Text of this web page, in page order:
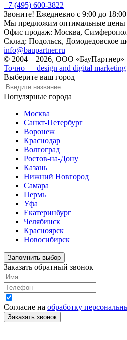
+7 (495) 600-3822
Звоните! Ежедневно с 9:00 до 18:00
Мы предложим оптимальные цены
Офис продаж: Москва,
Склад: Подольск, Домодедовское
info@baupartner.ru
© 2004—2026, ООО «БауПартнер»
Точно — design and digital marketing
Выберите ваш город
Популярные города
Москва
Санкт-Петербург
Воронеж
Краснодар
Волгоград
Ростов-на-Дону
Казань
Нижний Новгород
Самара
Пермь
Уфа
Екатеринбург
Челябинск
Красноярск
Новосибирск
Запомнить выбор
Заказать обратный звонок
Согласие на обработку